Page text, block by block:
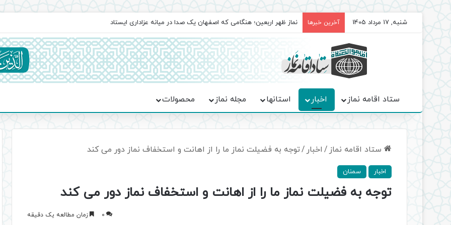
شنبه, 17 مرداد 1405 آخرین خبرها برگزاری باشکوه نمازهای جماعت در موکب فاطمه الزهرا (س)
ستاد اقامه نماز اخبار استانها مجله نماز محصولات
ستاد اقامه نماز / اخبار /توجه به فضیلت نماز ما را از اهانت و استخفاف نماز دور می کند
اخبار سمنان
توجه به فضیلت نماز ما را از اهانت و استخفاف نماز دور می کند
0 زمان مطالعه یک دقیقه